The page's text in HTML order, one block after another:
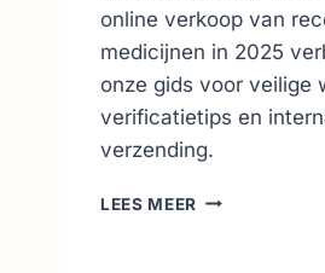
online verkoop van
medicijnen in 2025
onze gids voor veilige
verificatietips en
verzending.
LEES MEER ONLINE